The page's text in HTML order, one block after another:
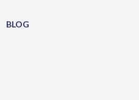
BLOG